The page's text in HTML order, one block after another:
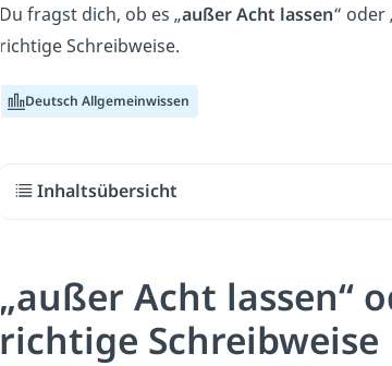
Du fragst dich, ob es „außer Acht lassen“ oder
richtige Schreibweise.
Deutsch Allgemeinwissen
Inhaltsübersicht
„außer Acht lassen“
richtige Schreibweise